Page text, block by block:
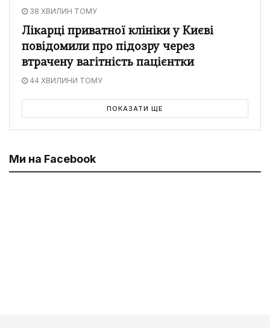
38 ХВИЛИН ТОМУ
Лікарці приватної клініки у Києві
повідомили про підозру через
втрачену вагітність пацієнтки
44 ХВИЛИНИ ТОМУ
ПОКАЗАТИ ЩЕ
Ми на Facebook